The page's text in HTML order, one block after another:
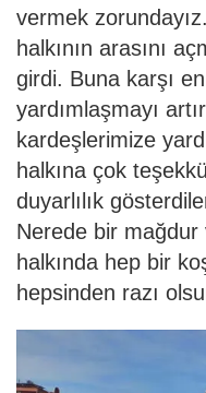
vermek
halkının arasını
girdi. Buna karşı
yardımlaşmayı
kardeşlerimize
halkına çok
duyarlılık
Nerede bir mağdur
halkında hep bir
hepsinden razı